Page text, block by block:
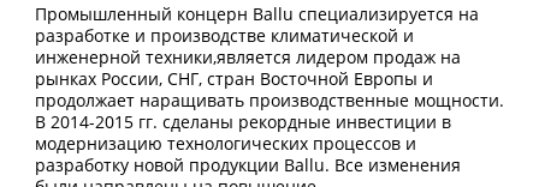
Промышленный концерн Ballu специализируется на
разработке и производстве климатической и
инженерной техники,является лидером продаж на
рынках России, СНГ, стран Восточной Европы и
продолжает наращивать производственные мощности.
В 2014-2015 гг. сделаны рекордные инвестиции в
модернизацию технологических процессов и
разработку новой продукции Ballu. Все изменения